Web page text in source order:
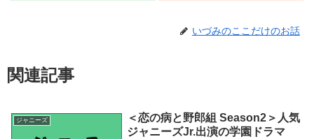
いづみのここだけのお話
関連記事
ジャニーズ
＜恋の病と野郎組 Season2＞人気
ジャニーズJr.出演の学園ドラマ